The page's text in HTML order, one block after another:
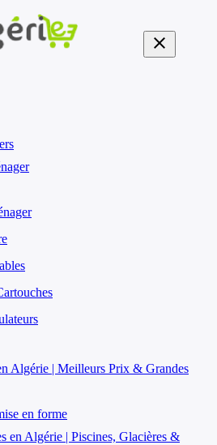
close
Algérie | Meilleurs Prix & Grandes
en forme
en Algérie | Piscines, Glacières &